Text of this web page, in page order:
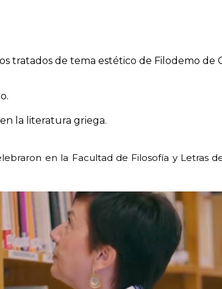
tratados de tema estético de Filodemo de
la literatura griega.
en la Facultad de Filosofía y Letras